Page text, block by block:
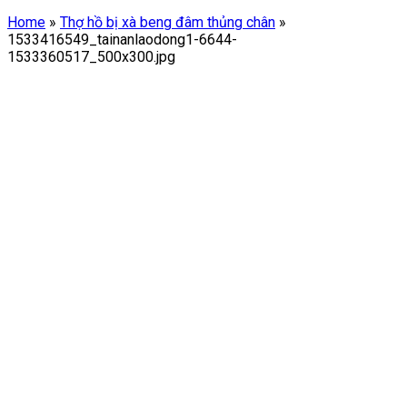
Home » Thợ hồ bị xà beng đâm thủng chân »
1533416549_tainanlaodong1-6644-
1533360517_500x300.jpg